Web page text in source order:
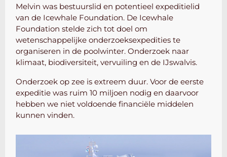
Melvin was bestuurslid en potentieel expeditielid
van de Icewhale Foundation. De Icewhale
Foundation stelde zich tot doel om
wetenschappelijke onderzoeksexpedities te
organiseren in de poolwinter. Onderzoek naar
klimaat, biodiversiteit, vervuiling en de IJswalvis.
Onderzoek op zee is extreem duur. Voor de eerste
expeditie was ruim 10 miljoen nodig en daarvoor
hebben we niet voldoende financiële middelen
kunnen vinden.